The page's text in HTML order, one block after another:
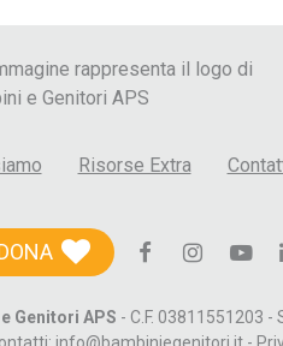
Risorse Extra
Genitori APS - C.F. 03811551203 -
info@bambiniegenitori.it -